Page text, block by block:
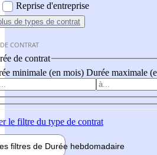
Reprise d'entreprise
de types de contrat
CONTRAT
de contrat
minimale (en mois) Durée maximale
le filtre du type de contrat
filtres de Durée hebdomadaire